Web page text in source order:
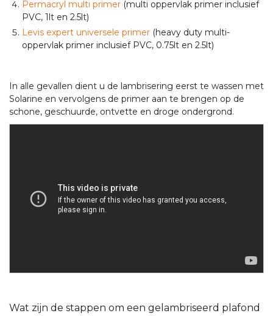
Permacryl multi primer (multi oppervlak primer inclusief
PVC, 1lt en 2.5lt)
Levis expert universele primer (heavy duty multi-
oppervlak primer inclusief PVC, 0.75lt en 2.5lt)
In alle gevallen dient u de lambrisering eerst te wassen met
Solarine en vervolgens de primer aan te brengen op de
schone, geschuurde, ontvette en droge ondergrond.
Wat zijn de stappen om een gelambriseerd plafond